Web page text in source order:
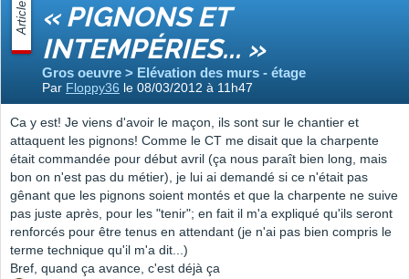
Article « PIGNONS ET
INTEMPÉRIES... »
Gros oeuvre > Elévation des murs - étage
Par Floppy36 le 08/03/2012 à 11h47
Ca y est! Je viens d'avoir le maçon, ils sont sur le chantier et
attaquent les pignons! Comme le CT me disait que la charpente
était commandée pour début avril (ça nous paraît bien long, mais
bon on n'est pas du métier), je lui ai demandé si ce n'était pas
gênant que les pignons soient montés et que la charpente ne suive
pas juste après, pour les "tenir"; en fait il m'a expliqué qu'ils seront
renforcés pour être tenus en attendant (je n'ai pas bien compris le
terme technique qu'il m'a dit...)
Bref, quand ça avance, c'est déjà ça